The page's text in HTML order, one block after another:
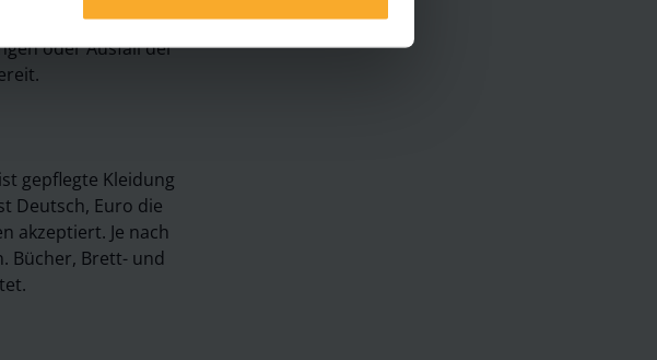
Sie an der
oder Ausfall der
gepflegte Kleidung
Deutsch, Euro die
akzeptiert. Je nach
Bücher, Brett- und